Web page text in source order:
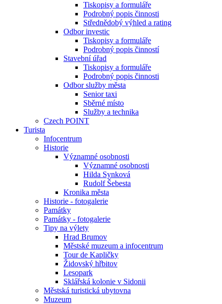
Tiskopisy a formuláře
Podrobný popis činnosti
Střednědobý výhled a rating
Odbor investic
Tiskopisy a formuláře
Podrobný popis činností
Stavební úřad
Tiskopisy a formuláře
Podrobný popis činnosti
Odbor služby města
Senior taxi
Sběrné místo
Služby a technika
Czech POINT
Turista
Infocentrum
Historie
Významné osobnosti
Významné osobnosti
Hilda Synková
Rudolf Šebesta
Kronika města
Historie - fotogalerie
Památky
Památky - fotogalerie
Tipy na výlety
Hrad Brumov
Městské muzeum a infocentrum
Tour de Kapličky
Židovský hřbitov
Lesopark
Sklářská kolonie v Sidonii
Městská turistická ubytovna
Muzeum